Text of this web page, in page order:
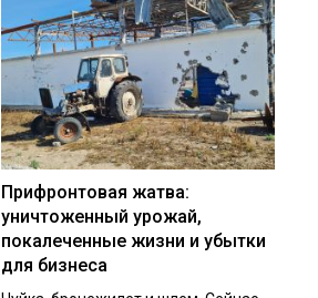
Прифронтовая жатва:
уничтоженный урожай,
покалеченные жизни и убытки
для бизнеса